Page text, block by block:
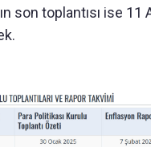
son toplantısı ise 11